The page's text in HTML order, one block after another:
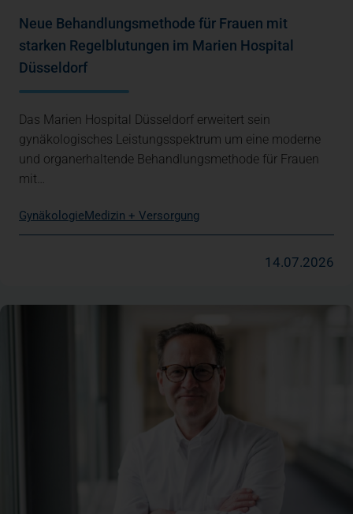
Neue Behandlungsmethode für Frauen mit
starken Regelblutungen im Marien Hospital
Düsseldorf
Das Marien Hospital Düsseldorf erweitert sein
gynäkologisches Leistungsspektrum um eine moderne
und organerhaltende Behandlungsmethode für Frauen
mit…
GynäkologieMedizin + Versorgung
14.07.2026